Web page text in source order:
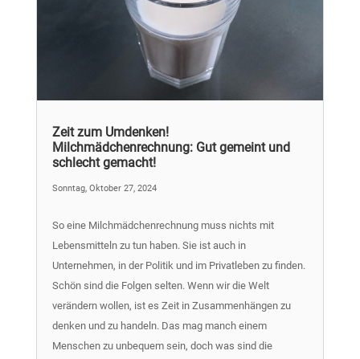
Zeit zum Umdenken!
Milchmädchenrechnung: Gut gemeint und
schlecht gemacht!
Sonntag, Oktober 27, 2024
So eine Milchmädchenrechnung muss nichts mit
Lebensmitteln zu tun haben. Sie ist auch in
Unternehmen, in der Politik und im Privatleben zu finden.
Schön sind die Folgen selten. Wenn wir die Welt
verändern wollen, ist es Zeit in Zusammenhängen zu
denken und zu handeln. Das mag manch einem
Menschen zu unbequem sein, doch was sind die